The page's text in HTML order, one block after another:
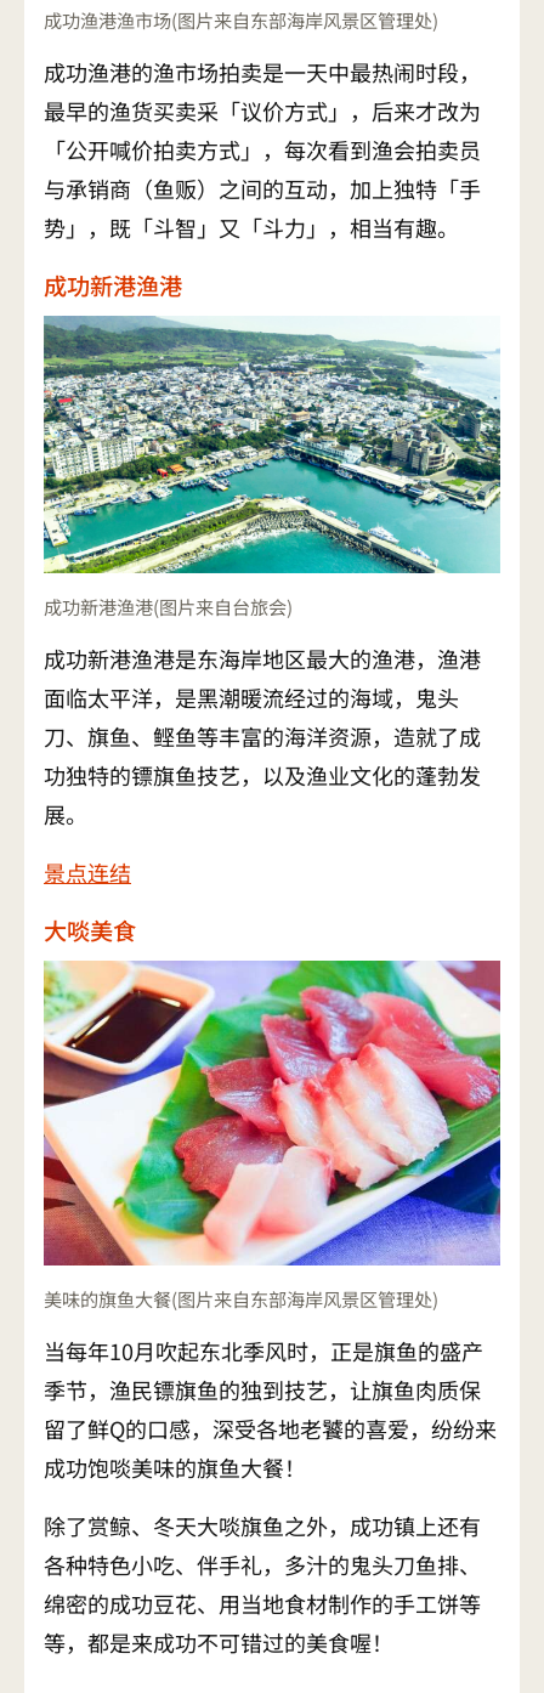
成功渔港渔市场(图片来自东部海岸风景区管理处)
成功渔港的渔市场拍卖是一天中最热闹时段，
最早的渔货买卖采「议价方式」，后来才改为
「公开喊价拍卖方式」，每次看到渔会拍卖员
与承销商（鱼贩）之间的互动，加上独特「手
势」，既「斗智」又「斗力」，相当有趣。
成功新港渔港
成功新港渔港(图片来自台旅会)
成功新港渔港是东海岸地区最大的渔港，渔港
面临太平洋，是黑潮暖流经过的海域，鬼头
刀、旗鱼、鲣鱼等丰富的海洋资源，造就了成
功独特的镖旗鱼技艺，以及渔业文化的蓬勃发
展。
景点连结
大啖美食
美味的旗鱼大餐(图片来自东部海岸风景区管理处)
当每年10月吹起东北季风时，正是旗鱼的盛产
季节，渔民镖旗鱼的独到技艺，让旗鱼肉质保
留了鲜Q的口感，深受各地老饕的喜爱，纷纷来
成功饱啖美味的旗鱼大餐！
除了赏鲸、冬天大啖旗鱼之外，成功镇上还有
各种特色小吃、伴手礼，多汁的鬼头刀鱼排、
绵密的成功豆花、用当地食材制作的手工饼等
等，都是来成功不可错过的美食喔！